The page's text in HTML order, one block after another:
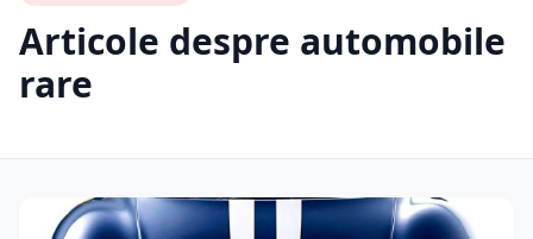
Articole despre automobile
rare